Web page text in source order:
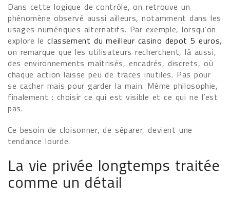
Dans cette logique de contrôle, on retrouve un
phénomène observé aussi ailleurs, notamment dans les
usages numériques alternatifs. Par exemple, lorsqu’on
explore leclassement du meilleur casino depot 5 euros,
on remarque que les utilisateurs recherchent, là aussi,
des environnements maîtrisés, encadrés, discrets, où
chaque action laisse peu de traces inutiles. Pas pour
se cacher mais pour garder la main. Même philosophie,
finalement : choisir ce qui est visible et ce qui ne l’est
pas.
Ce besoin de cloisonner, de séparer, devient une
tendance lourde.
La vie privée longtemps traitée
comme un détail